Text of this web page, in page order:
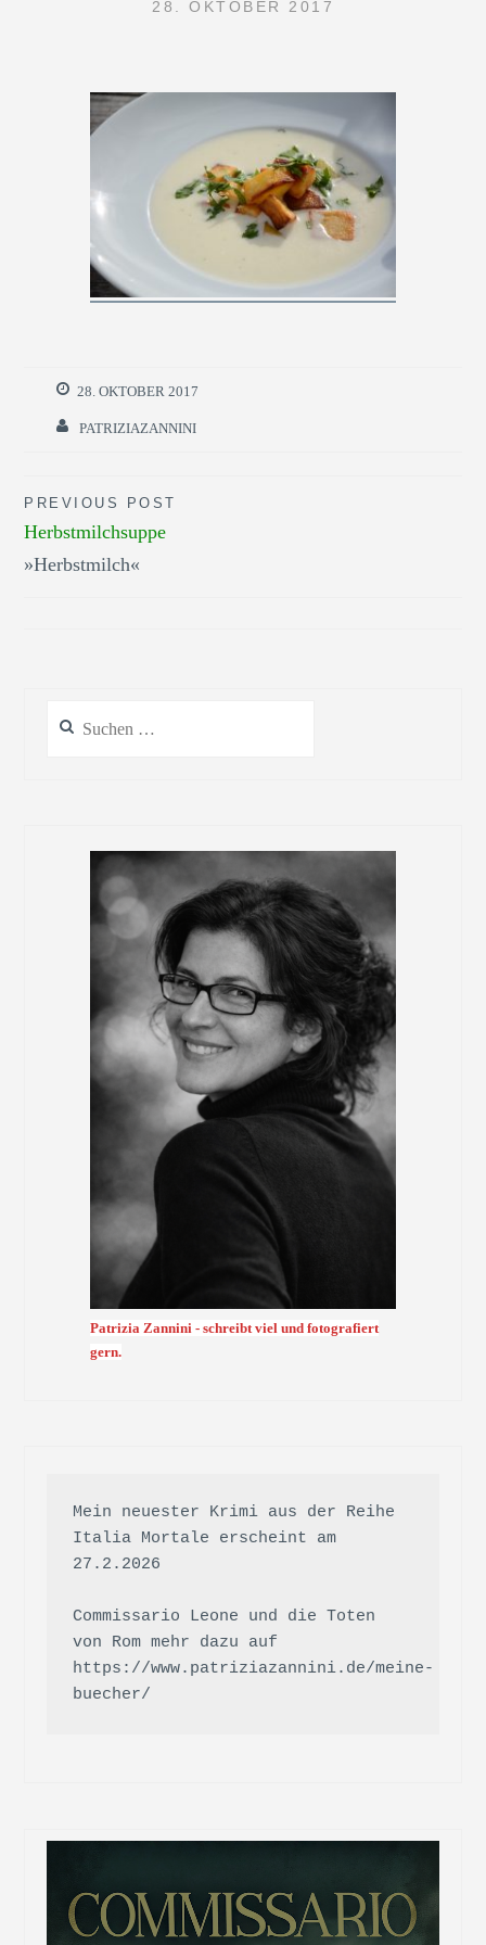
28. OKTOBER 2017
28. OKTOBER 2017
PATRIZIAZANNINI
Beitragsnavigation
PREVIOUS POST
Herbstmilchsuppe
»Herbstmilch«
nach:
Patrizia Zannini - schreibt viel und fotografiert
gern.
Mein neuester Krimi aus der Reihe
Italia Mortale erscheint am
27.2.2026
Commissario Leone und die Toten
https://www.patriziazannini.de/meine-
buecher/